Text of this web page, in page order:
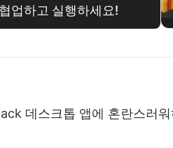
업하고 실행하세요!
데스크톱 앱에 혼란스러